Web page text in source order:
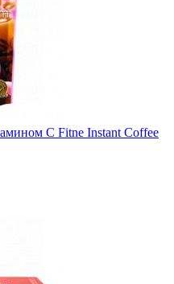
С Fitne Instant Coffee